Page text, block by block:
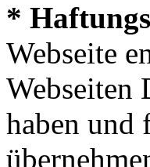
*
Webseite
Webseiten
haben und